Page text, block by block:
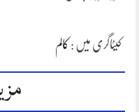
کیٹاگری میں : کالم